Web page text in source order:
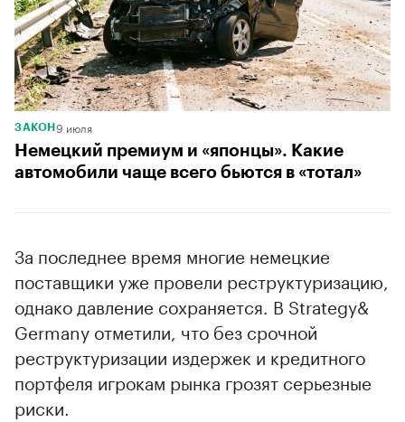
ЗАКОН 9 июля
Немецкий премиум и «японцы». Какие
автомобили чаще всего бьются в «тотал»
За последнее время многие немецкие
поставщики уже провели реструктуризацию,
однако давление сохраняется. В Strategy&
Germany отметили, что без срочной
реструктуризации издержек и кредитного
портфеля игрокам рынка грозят серьезные
риски.